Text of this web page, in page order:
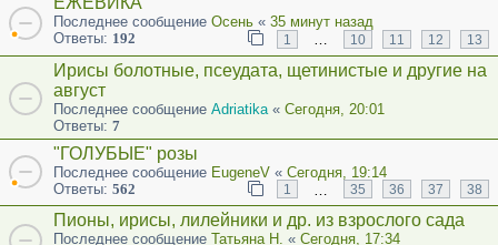
Последнее сообщение Осень « 35 минут назад
Ответы: 192 1 10 11 12 13
Ирисы болотные, псеудата, щетинистые и другие на
август
Последнее сообщение Adriatika « Сегодня, 20:01
Ответы: 7
"ГОЛУБЫЕ" розы
Последнее сообщение EugeneV « Сегодня, 19:14
Ответы: 562 1 35 36 37 38
Пионы, ирисы, лилейники и др. из взрослого сада
Последнее сообщение Татьяна Н. « Сегодня, 17:34